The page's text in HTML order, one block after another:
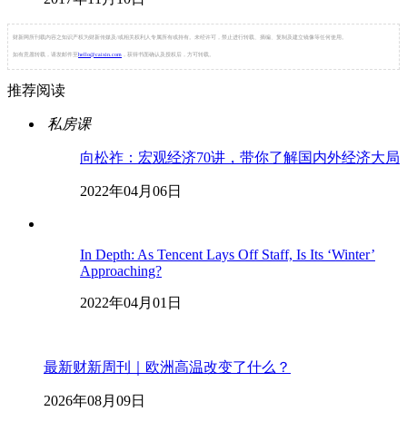
财新网所刊载内容之知识产权为财新传媒及/或相关权利人专属所有或持有。未经许可，禁止进行转载、摘编、复制及建立镜像等任何使用。
如有意愿转载，请发邮件至 hello@caixin.com ，获得书面确认及授权后，方可转载。
推荐阅读
私房课
向松祚：宏观经济70讲，带你了解国内外经济大局
2022年04月06日
In Depth: As Tencent Lays Off Staff, Is Its ‘Winter’
Approaching?
2022年04月01日
最新财新周刊｜欧洲高温改变了什么？
2026年08月09日